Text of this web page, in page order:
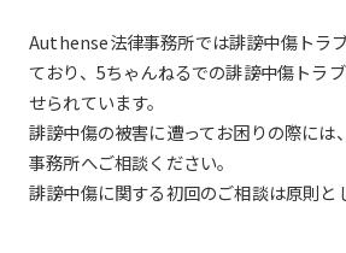
Authense法律事務所では誹謗中傷トラ
ており、5ちゃんねるでの誹謗中傷トラ
せられています。
誹謗中傷の被害に遭ってお困りの際に
事務所へご相談ください。
誹謗中傷に関する初回のご相談は原則と